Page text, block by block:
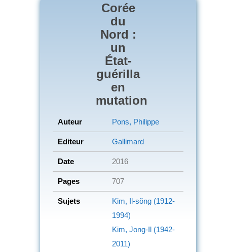
Corée
du
Nord :
un
État-
guérilla
en
mutation
Auteur Pons, Philippe
Editeur Gallimard
Date 2016
Pages 707
Sujets
Kim, Il-sŏng (1912-
1994)
Kim, Jong-Il (1942-
2011)